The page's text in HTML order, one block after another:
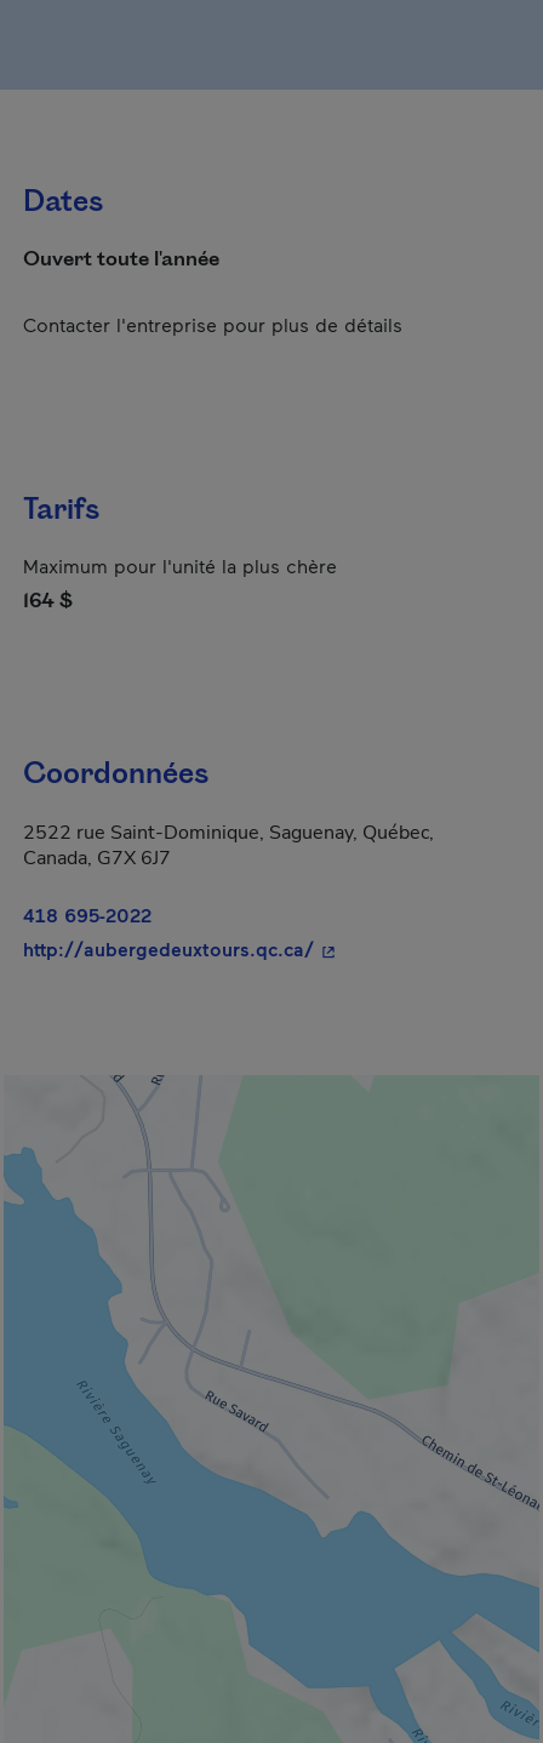
Dates
Ouvert toute l'année
Contacter l'entreprise pour plus de détails
Tarifs
Maximum pour l'unité la plus chère
164 $
Coordonnées
2522 rue Saint-Dominique, Saguenay, Québec,
Canada, G7X 6J7
418 695-2022
http://aubergedeuxtours.qc.ca/- Cet hyperlien s'ouvrira